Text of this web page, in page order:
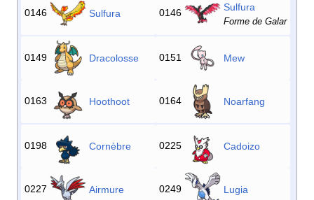
0146 Sulfura 0146 Sulfura
Forme de Galar
0149 Dracolosse 0151 Mew
0163 Hoothoot 0164 Noarfang
0198 Cornèbre 0225 Cadoizo
0227 Airmure 0249 Lugia